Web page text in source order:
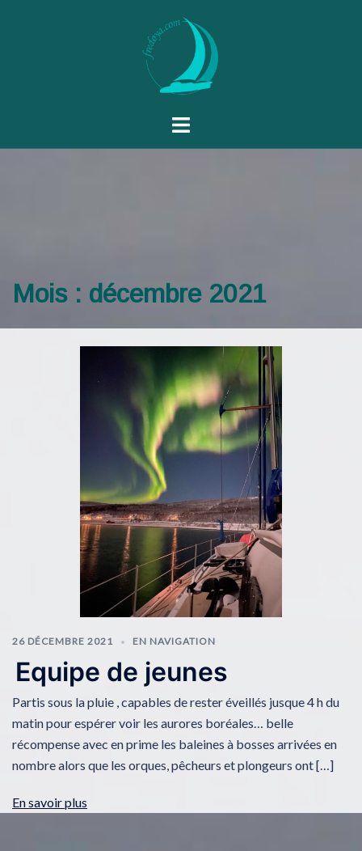
Mois : décembre 2021
26 DÉCEMBRE 2021 EN NAVIGATION
Equipe de jeunes
Partis sous la pluie , capables de rester éveillés jusque 4 h du
matin pour espérer voir les aurores boréales… belle
récompense avec en prime les baleines à bosses arrivées en
nombre alors que les orques, pêcheurs et plongeurs ont […]
En savoir plus